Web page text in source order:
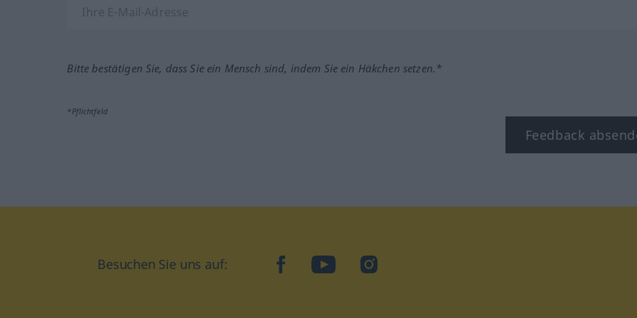
Bitte bestätigen Sie, dass Sie ein Mensch sind, indem Sie ein Häkchen setzen.*
*Pflichtfeld
Feedback
Besuchen Sie uns auf: facebookYouTubeInstagram